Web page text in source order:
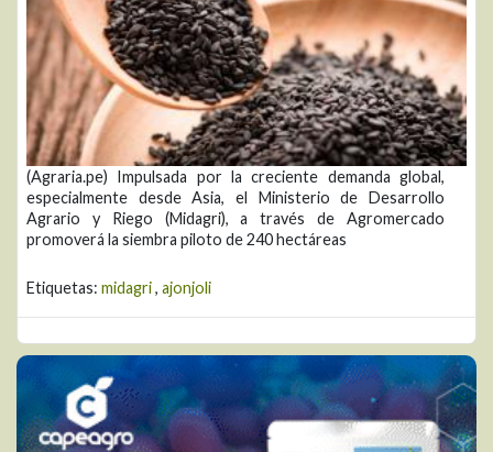
(Agraria.pe) Impulsada por la creciente demanda global,
especialmente desde Asia, el Ministerio de Desarrollo
Agrario y Riego (Midagri), a través de Agromercado
promoverá la siembra piloto de 240 hectáreas
Etiquetas: midagri, ajonjoli